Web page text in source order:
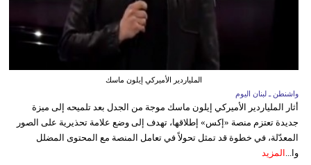
الملياردير الأميركي إيلون ماسك
واشنطن ـ لبنان اليوم
أثار الملياردير الأميركي إيلون ماسك موجة من الجدل بعد تلميحه إلى ميزة
جديدة تعتزم منصة «إكس» إطلاقها، تهدف إلى وضع علامة تحذيرية على الصور
المعدّلة، في خطوة قد تمثل تحولاً في تعامل المنصة مع المحتوى المضلل
وا... المزيد